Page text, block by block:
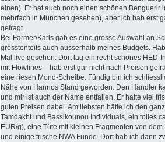
einen). Er hat auch noch einen schönen Benguerir
mehrfach in München gesehen), aber ich hab erst
gefragt.
Bei Farmer/Karls gab es eine grosse Auswahl an
grösstenteils auch ausserhalb meines Budgets.
Mal live gesehen. Dort lag ein recht schönes HED-
mit Flowlines - hab erst gar nicht nach Preisen
eine riesen Mond-Scheibe. Fündig bin ich
Nähe von Hannos Stand geworden. Den Händler
und mir ist auch der Name entfallen. Er hatte viel
guten Preisen dabei. Am liebsten hätte ich den
Tamdakht und Bassikounou Individuals, ein tolles
EUR/g), eine Tüte mit kleinen Fragmenten von
und einige frische NWA Funde. Dort hab ich dann